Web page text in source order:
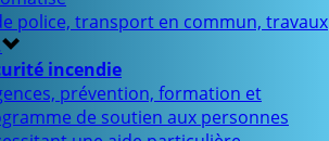
police, transport en commun, travaux
incendie
prévention, formation et
de soutien aux personnes